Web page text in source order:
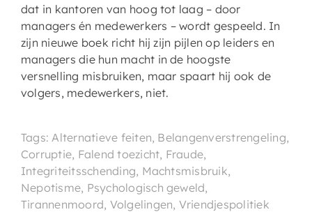
dat in kantoren van hoog tot laag – door
managers én medewerkers – wordt gespeeld. In
zijn nieuwe boek richt hij zijn pijlen op leiders en
managers die hun macht in de hoogste
versnelling misbruiken, maar spaart hij ook de
volgers, medewerkers, niet.
Tags: Alternatieve feiten, Belangenverstrengeling,
Corruptie, Falend toezicht, Fraude,
Integriteitsschending, Machtsmisbruik,
Nepotisme, Psychologisch geweld,
Tirannenmoord, Volgelingen, Vriendjespolitiek